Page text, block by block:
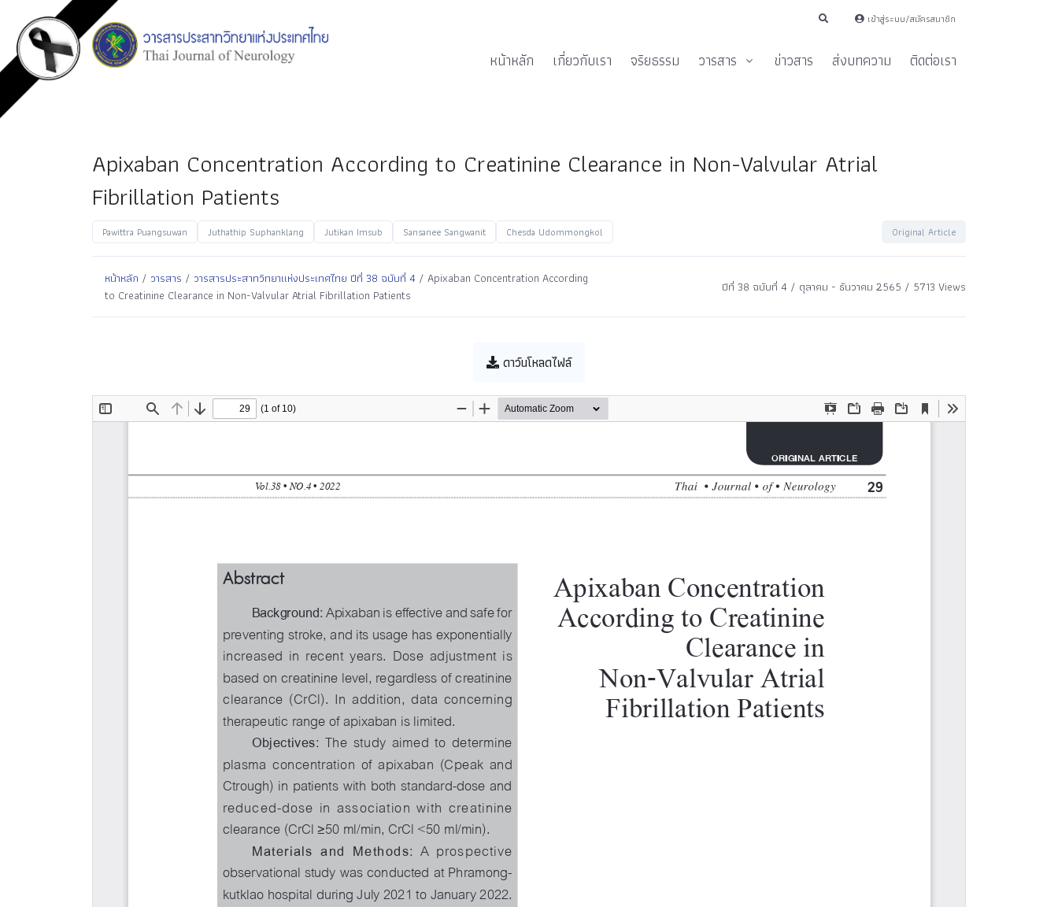
เข้าสู่ระบบ/สมัครสมาชิก
หน้าหลัก เกี่ยวกับเรา จริยธรรม วารสาร ข่าวสาร ส่งบทความ ติดต่อเรา
Apixaban Concentration According to Creatinine Clearance in Non-Valvular Atrial
Fibrillation Patients
Pawittra Puangsuwan Juthathip Suphanklang Jutikan Imsub Sansanee Sangwanit Chesda Udommongkol Original Article
หน้าหลัก / วารสาร / วารสารประสาทวิทยาแห่งประเทศไทย ปีที่ 38 ฉบับที่ 4 / Apixaban Concentration According
to Creatinine Clearance in Non-Valvular Atrial Fibrillation Patients
ปีที่ 38 ฉบับที่ 4 / ตุลาคม - ธันวาคม 2565 / 5713 Views
ดาว์นโหลดไฟล์